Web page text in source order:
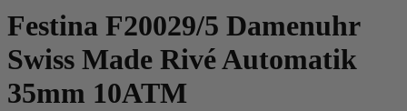
Festina F20029/5 Damenuhr
Swiss Made Rivé Automatik
35mm 10ATM